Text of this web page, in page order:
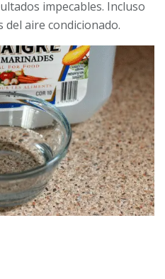
impecables. Incluso
aire condicionado.